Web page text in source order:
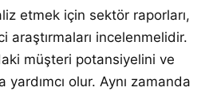
etmek için sektör raporları,
incelenmelidir.
müşteri potansiyelini ve
yardımcı olur. Aynı zamanda